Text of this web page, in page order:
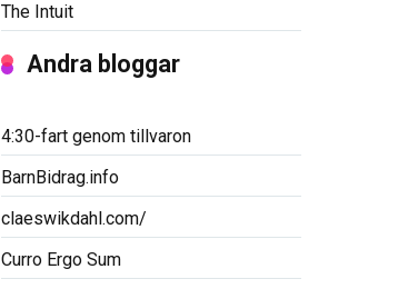
The Intuit
Andra bloggar
4:30-fart genom tillvaron
BarnBidrag.info
claeswikdahl.com/
Curro Ergo Sum